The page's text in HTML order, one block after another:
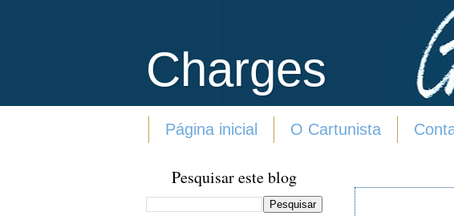
Charges
Página inicial O Cartunista
Pesquisar este blog